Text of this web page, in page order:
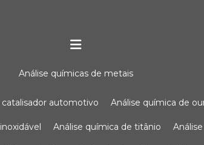
análise químicas de metais
catalisador automotivo análise química de
análise química de titânio